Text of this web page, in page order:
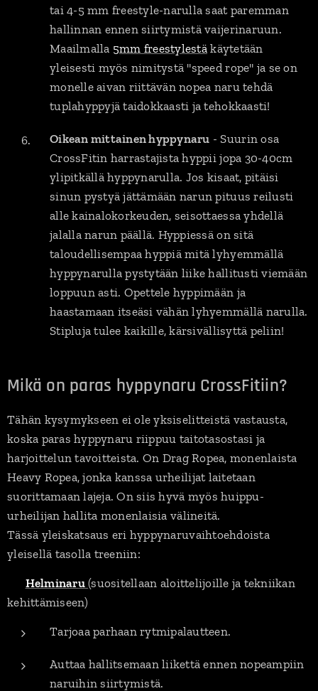
tai 4-5 mm freestyle-narulla saat paremman
hallinnan ennen siirtymistä vaijerinaruun.
Maailmalla 5mm freestylestäkäytetään
yleisesti myös nimitystä "speed rope" ja se on
monelle aivan riittävän nopea naru tehdä
tuplahyppyjä taidokkaasti ja tehokkaasti!
Oikean mittainen hyppynaru - Suurin osa
CrossFitin harrastajista hyppii jopa 30-40cm
ylipitkällä hyppynarulla. Jos kisaat, pitäisi
sinun pystyä jättämään narun pituus reilusti
alle kainalokorkeuden, seisottaessa yhdellä
jalalla narun päällä. Hyppiessä on sitä
taloudellisempaa hyppiä mitä lyhyemmällä
hyppynarulla pystytään liike hallitusti viemään
loppuun asti. Opettele hyppimään ja
haastamaan itseäsi vähän lyhyemmällä narulla.
Stipluja tulee kaikille, kärsivällisyttä peliin!
Mikä on paras hyppynaru CrossFitiin?
Tähän kysymykseen ei ole yksiselitteistä vastausta,
koska paras hyppynaru riippuu taitotasostasi ja
harjoittelun tavoitteista. On Drag Ropea, monenlaista
Heavy Ropea, jonka kanssa urheilijat laitetaan
suorittamaan lajeja. On siis hyvä myös huippu-
urheilijan hallita monenlaisia välineitä.
Tässä yleiskatsaus eri hyppynaruvaihtoehdoista
yleisellä tasolla treeniin:
Helminaru (suositellaan aloittelijoille ja tekniikan
kehittämiseen)
Tarjoaa parhaan rytmipalautteen.
Auttaa hallitsemaan liikettä ennen nopeampiin
naruihin siirtymistä.